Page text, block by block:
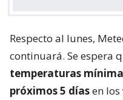
Respecto al lunes,
continuará. Se espera
temperaturas
próximos 5 díasen